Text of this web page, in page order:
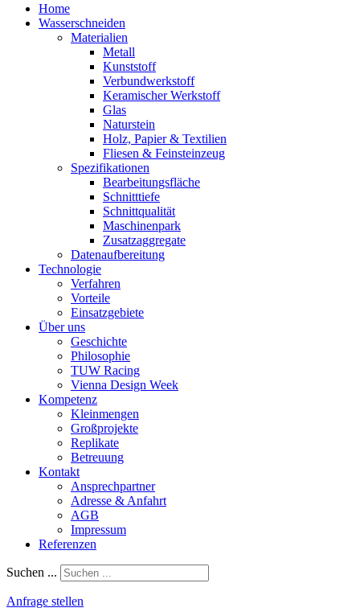
Home
Wasserschneiden
Materialien
Metall
Kunststoff
Verbundwerkstoff
Keramischer Werkstoff
Glas
Naturstein
Holz, Papier & Textilien
Fliesen & Feinsteinzeug
Spezifikationen
Bearbeitungsfläche
Schnitttiefe
Schnittqualität
Maschinenpark
Zusatzaggregate
Datenaufbereitung
Technologie
Verfahren
Vorteile
Einsatzgebiete
Über uns
Geschichte
Philosophie
TUW Racing
Vienna Design Week
Kompetenz
Kleinmengen
Großprojekte
Replikate
Betreuung
Kontakt
Ansprechpartner
Adresse & Anfahrt
AGB
Impressum
Referenzen
Suchen ...
Anfrage stellen